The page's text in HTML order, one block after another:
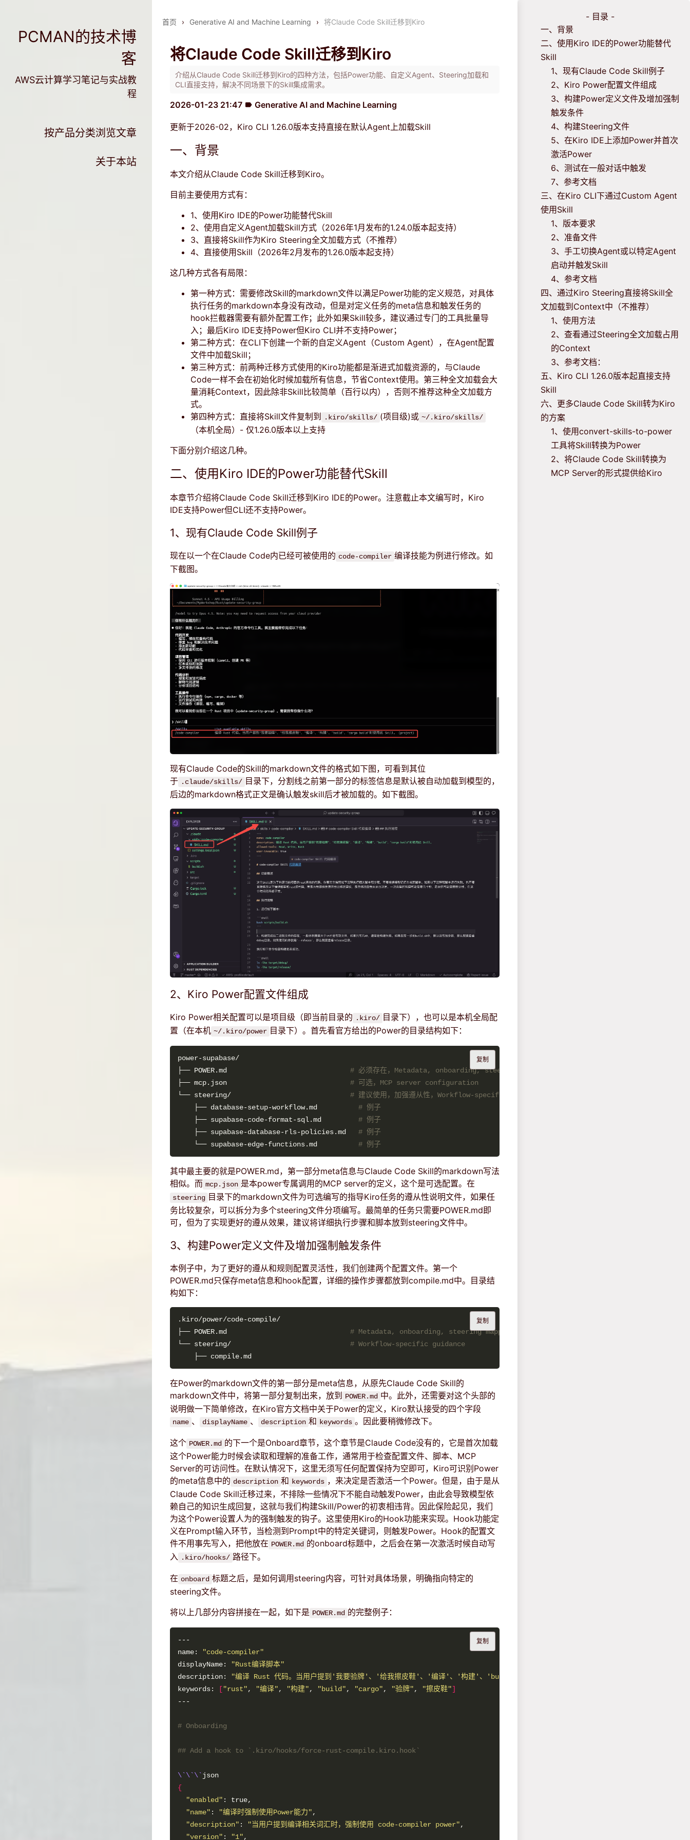
首页 › Generative AI and Machine Learning › 将Claude Code Skill迁移到Kiro
将Claude Code Skill迁移到Kiro
介绍从Claude Code Skill迁移到Kiro的四种方法，包括Power功能、自定义Agent、Steering加载和
CLI直接支持，解决不同场景下的Skill集成需求。
2026-01-23 21:47 label Generative AI and Machine Learning
更新于2026-02，Kiro CLI 1.26.0版本支持直接在默认Agent上加载Skill
一、背景
本文介绍从Claude Code Skill迁移到Kiro。
目前主要使用方式有：
1、使用Kiro IDE的Power功能替代Skill
2、使用自定义Agent加载Skill方式（2026年1月发布的1.24.0版本起支持）
3、直接将Skill作为Kiro Steering全文加载方式（不推荐）
4、直接使用Skill（2026年2月发布的1.26.0版本起支持）
这几种方式各有局限：
第一种方式：需要修改Skill的markdown文件以满足Power功能的定义规范，对具体
执行任务的markdown本身没有改动，但是对定义任务的meta信息和触发任务的
hook拦截器需要有额外配置工作；此外如果Skill较多，建议通过专门的工具批量导
入；最后Kiro IDE支持Power但Kiro CLI并不支持Power；
第二种方式：在CLI下创建一个新的自定义Agent（Custom Agent），在Agent配置
文件中加载Skill；
第三种方式：前两种迁移方式使用的Kiro功能都是渐进式加载资源的，与Claude
Code一样不会在初始化时候加载所有信息，节省Context使用。第三种全文加载会大
量消耗Context，因此除非Skill比较简单（百行以内），否则不推荐这种全文加载方
式。
第四种方式：直接将Skill文件复制到
.kiro/skills/ (项目级)或 ~/.kiro/skills/
（本机全局）- 仅1.26.0版本以上支持
下面分别介绍这几种。
二、使用Kiro IDE的Power功能替代Skill
本章节介绍将Claude Code Skill迁移到Kiro IDE的Power。注意截止本文编写时，Kiro
IDE支持Power但CLI还不支持Power。
1、现有Claude Code Skill例子
现在以一个在Claude Code内已经可被使用的 code-compiler 编译技能为例进行修改。如
下截图。
现有Claude Code的Skill的markdown文件的格式如下图，可看到其位
于 .claude/skills/ 目录下，分割线之前第一部分的标签信息是默认被自动加载到模型的，
后边的markdown格式正文是确认触发skill后才被加载的。如下截图。
2、Kiro Power配置文件组成
Kiro Power相关配置可以是项目级（即当前目录的 .kiro/ 目录下），也可以是本机全局配
置（在本机 ~/.kiro/power 目录下）。首先看官方给出的Power的目录结构如下：
power-supabase/
├── POWER.md # 必须存在，Metadata, onboarding, steering mappings
├── mcp.json # 可选，MCP server configuration
└── steering/ # 建议使用，加强遵从性，Workflow-specific guidance
    ├── database-setup-workflow.md
# 例子
    ├── supabase-code-format-sql.md
# 例子
    ├── supabase-database-rls-policies.md
# 例子
    └── supabase-edge-functions.md
# 例子
复制
其中最主要的就是POWER.md，第一部分meta信息与Claude Code Skill的markdown写法
相似。而 mcp.json 是本power专属调用的MCP server的定义，这个是可选配置。在
steering 目录下的markdown文件为可选编写的指导Kiro任务的遵从性说明文件，如果任
务比较复杂，可以拆分为多个steering文件分项编写。最简单的任务只需要POWER.md即
可，但为了实现更好的遵从效果，建议将详细执行步骤和脚本放到steering文件中。
3、构建Power定义文件及增加强制触发条件
本例子中，为了更好的遵从和规则配置灵活性，我们创建两个配置文件。第一个
POWER.md只保存meta信息和hook配置，详细的操作步骤都放到compile.md中。目录结
构如下：
.kiro/power/code-compile/
├── POWER.md # Metadata, onboarding, steering mappings
└── steering/ # Workflow-specific guidance
    ├── compile.md
复制
在Power的markdown文件的第一部分是meta信息，从原先Claude Code Skill的
markdown文件中，将第一部分复制出来，放到 POWER.md 中。此外，还需要对这个头部的
说明做一下简单修改，在Kiro官方文档中关于Power的定义，Kiro默认接受的四个字段
name 、 displayName 、 description 和 keywords 。因此要稍微修改下。
这个 POWER.md 的下一个是Onboard章节，这个章节是Claude Code没有的，它是首次加载
这个Power能力时候会读取和理解的准备工作，通常用于检查配置文件、脚本、MCP
Server的可访问性。在默认情况下，这里无须写任何配置保持为空即可，Kiro可识别Power
的meta信息中的 description 和 keywords ，来决定是否激活一个Power。但是，由于是从
Claude Code Skill迁移过来，不排除一些情况下不能自动触发Power，由此会导致模型依
赖自己的知识生成回复，这就与我们构建Skill/Power的初衷相违背。因此保险起见，我们
为这个Power设置人为的强制触发的钩子。这里使用Kiro的Hook功能来实现。Hook功能定
义在Prompt输入环节，当检测到Prompt中的特定关键词，则触发Power。Hook的配置文
件不用事先写入，把他放在 POWER.md 的onboard标题中，之后会在第一次激活时候自动写
入
.kiro/hooks/ 路径下。
在 onboard 标题之后，是如何调用steering内容，可针对具体场景，明确指向特定的
steering文件。
将以上几部分内容拼接在一起，如下是 POWER.md 的完整例子：
name:
"code-compiler"
displayName:
"Rust编译脚本"
description:
"编译 Rust 代码。当用户提到'我要验牌'、'给我擦皮鞋'、'编译'、'构建'、'build'、'cargo build'时使用此 Power。"
keywords:
["rust", "编译", "构建", "build", "cargo", "验牌", "擦皮鞋"]
# Onboarding
## Add a hook to `.kiro/hooks/force-rust-compile.kiro.hook`
\`\`\`
json
{
"enabled"
"name" : "编译时强制使用Power能力"
"description" : "当用户提到编译相关词汇时，强制使用 code-compiler power"
"version" : "1"
复制
PCMAN的技术博
客
AWS云计算学习笔记与实战教
程
按产品分类浏览文章
关于本站
- 目录 -
一、背景
二、使用Kiro IDE的Power功能替代
Skill
1、现有Claude Code Skill例子
2、Kiro Power配置文件组成
3、构建Power定义文件及增加强制
触发条件
4、构建Steering文件
5、在Kiro IDE上添加Power并首次
激活Power
6、测试在一般对话中触发
7、参考文档
三、在Kiro CLI下通过Custom Agent
使用Skill
1、版本要求
2、准备文件
3、手工切换Agent或以特定Agent
启动并触发Skill
4、参考文档
四、通过Kiro Steering直接将Skill全
文加载到Context中（不推荐）
1、使用方法
2、查看通过Steering全文加载占用
的Context
3、参考文档：
五、Kiro CLI 1.26.0版本起直接支持
Skill
六、更多Claude Code Skill转为Kiro
的方案
1、使用convert-skills-to-power
工具将Skill转换为Power
2、将Claude Code Skill转换为
MCP Server的形式提供给Kiro